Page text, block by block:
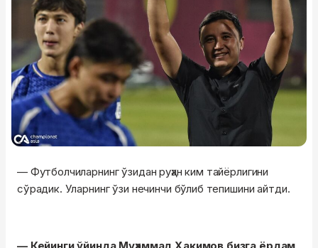
— Футболчиларнинг ўзидан руҳан ким тайёрлигини
сўрадик. Уларнинг ўзи нечинчи бўлиб тепишини айтди.